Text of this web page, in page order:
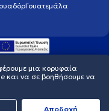
Γουατεμάλα
προσωπικού απορρήτου
μια κορυφαία
και να σε βοηθήσουμε να
Aποδοχή